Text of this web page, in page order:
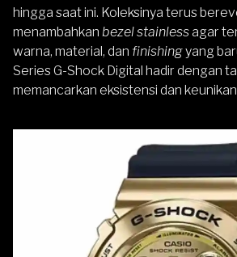
hingga saat ini. Koleksinya terus
menambahkan bezel stainlessagar
warna, material, dan finishingyang
Series G-Shock Digital hadir dengan
memancarkan eksistensi dan